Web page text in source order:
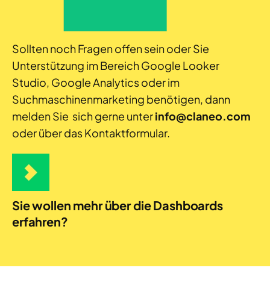
Sollten noch Fragen offen sein oder Sie
Unterstützung im Bereich Google Looker
Studio, Google Analytics oder im
Suchmaschinenmarketing benötigen, dann
melden Sie sich gerne unterinfo@claneo.com
oder über das Kontaktformular.
Sie wollen mehr über die Dashboards
erfahren?